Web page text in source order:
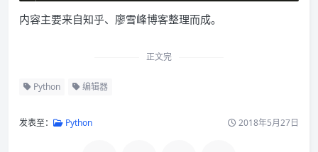
内容主要来自知乎、廖雪峰博客整理而成。
正文完
Python 编辑器
发表至： Python 2018年5月27日